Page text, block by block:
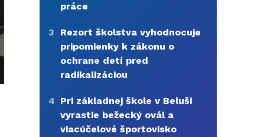
práce
3
Rezort školstva vyhodnocuje
pripomienky k zákonu o
ochrane detí pred
radikalizáciou
4 Pri základnej škole v Beluši
vyrastie bežecký ovál a
viacúčelové športovisko